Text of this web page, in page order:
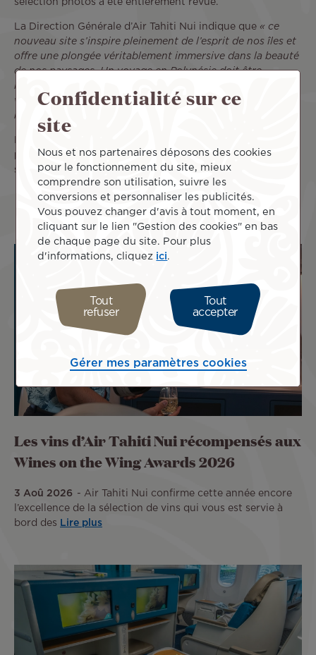
sélection photos a été entièrement revue.
La Direction Générale d’Air Tahiti Nui indique que « ce
nouveau site s’inspire pleinement de l’esprit de nos îles et
offre une plongée véritablement immersive dans la beauté
de nos paysages. Un voyage en Polynésie doit être
inoubliable, de la première image qui nourrit le rêve d’un
voyage, au dernier sourire de nos équipages sur son vol
retour à bord de nos Tahitian Dreamliners. »
prochain voyage, rendez-vous dès à présent sur notre
site
www.airtahitinui.com.
Les vins d’Air Tahiti Nui récompensés aux
Wines on the Wing Awards 2026
3 Aoû 2026
Air Tahiti Nui confirme cette année encore
l’excellence de la sélection de vins qui vous est servie à
bord des
Lire plus
Confidentialité sur ce
site
Nous et nos partenaires déposons des cookies
pour le fonctionnement du site, mieux
comprendre son utilisation, suivre les
conversions et personnaliser les publicités.
Vous pouvez changer d'avis à tout moment, en
cliquant sur le lien "Gestion des cookies" en bas
de chaque page du site. Pour plus
d'informations, cliquez ici
Tout
refuser
Tout
accepter
Gérer mes paramètres cookies